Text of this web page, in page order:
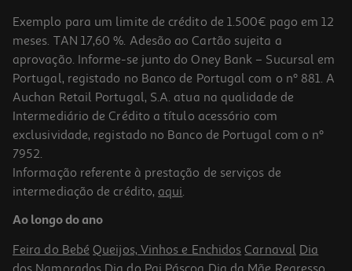
Cereais Auchan Muesli Chocolate De Leite 450g
5.89 €/Kg
2,65 €
Exemplo para um limite de crédito de 1.500€ pago em 12
meses. TAN 17,60 %. Adesão ao Cartão sujeita a
aprovação. Informe-se junto do Oney Bank – Sucursal em
Portugal, registado no Banco de Portugal com o nº 881. A
Auchan Retail Portugal, S.A. atua na qualidade de
Intermediário de Crédito a título acessório com
exclusividade, registado no Banco de Portugal com o nº
7952.
Informação referente à prestação de serviços de
intermediação de crédito, aqui.
Ao longo do ano
Feira do Bebé Queijos, Vinhos e Enchidos Carnaval Dia